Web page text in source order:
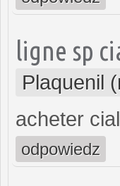
ligne sp
Plaquenil
acheter
odpowiedz